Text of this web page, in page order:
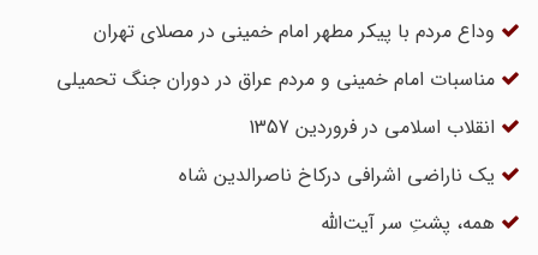
وداع مردم با پیکر مطهر امام خمینی در مصلای تهران
مناسبات امام خمینی و مردم عراق در دوران جنگ تحمیلی
انقلاب اسلامی در فروردین 1357
یک ناراضی اشرافی درکاخ ناصرالدین شاه
همه، پشتِ سر آیت‌الله